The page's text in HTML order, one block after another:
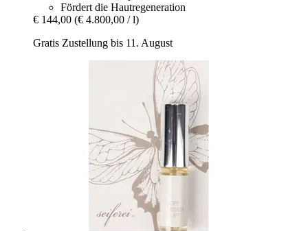
Fördert die Hautregeneration
€ 144,00 (€ 4.800,00 / l)
Gratis Zustellung bis 11. August